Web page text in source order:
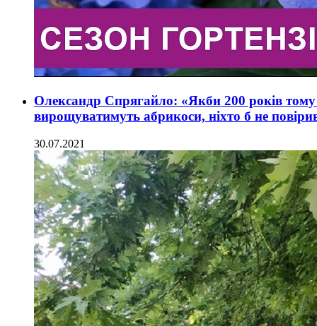
Олександр Спрягайло: «Якби 200 років
вирощуватимуть абрикоси, ніхто б не
30.07.2021